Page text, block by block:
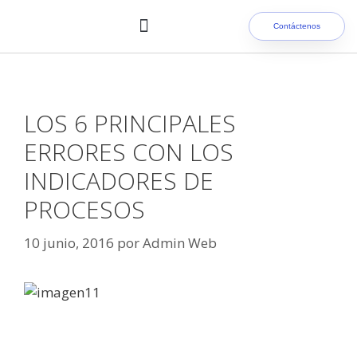
Contáctenos
LOS 6 PRINCIPALES
ERRORES CON LOS
INDICADORES DE
PROCESOS
10 junio, 2016 porAdmin Web